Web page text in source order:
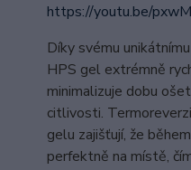
https://youtu.be/
Díky svému
HPS gel extrémně
minimalizuje dobu
citlivosti.
gelu zajišťují, že
perfektně na místě,